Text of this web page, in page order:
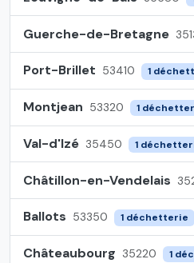
Guerche-de-Bretagne
Port-Brillet 53410 1
Montjean 53320 1
Val-d'Izé 35450 1
Châtillon-en-Vendelais
Ballots 53350 1 déchetterie
Châteaubourg 35220 1